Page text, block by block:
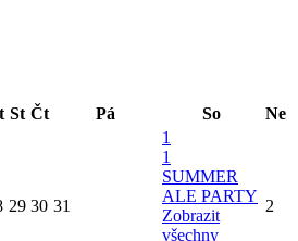
St Čt Pá So Ne
29 30 31
1
1
SUMMER
ALE PARTY
Zobrazit
všechny
2